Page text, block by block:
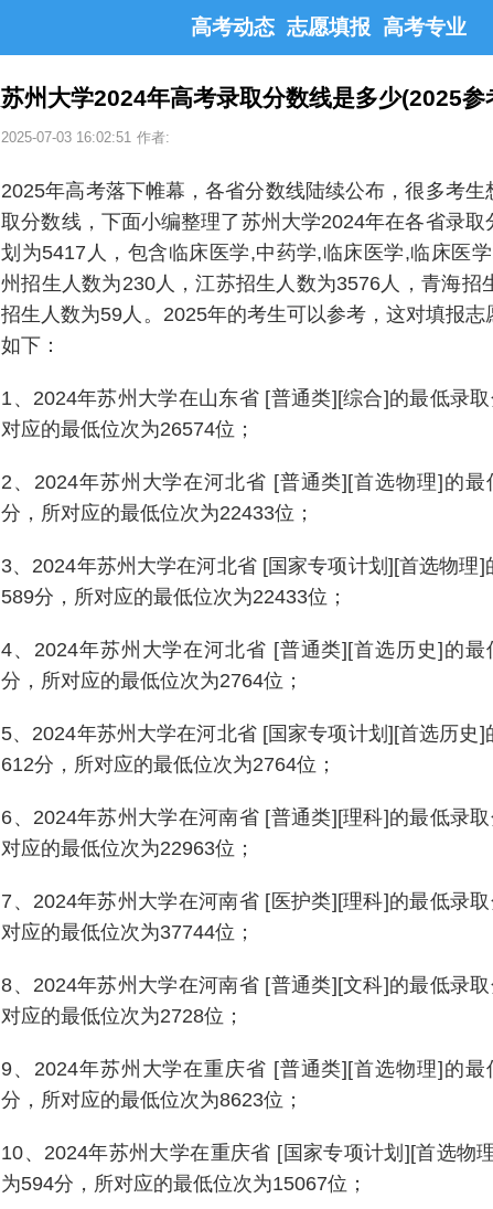
高考动态 志愿填报 高考专业
苏州大学2024年高考录取分数线是多少(2025参
2025-07-03 16:02:51 作者:
2025年高考落下帷幕，各省分数线陆续公布，很多考
取分数线，下面小编整理了苏州大学2024年在各省录取
划为5417人，包含临床医学,中药学,临床医学,临床医
州招生人数为230人，江苏招生人数为3576人，青海招
招生人数为59人。2025年的考生可以参考，这对填报
如下：
1、2024年苏州大学在山东省 [普通类][综合]的最低录
对应的最低位次为26574位；
2、2024年苏州大学在河北省 [普通类][首选物理]的最
分，所对应的最低位次为22433位；
3、2024年苏州大学在河北省 [国家专项计划][首选物理]
589分，所对应的最低位次为22433位；
4、2024年苏州大学在河北省 [普通类][首选历史]的最
分，所对应的最低位次为2764位；
5、2024年苏州大学在河北省 [国家专项计划][首选历史]
612分，所对应的最低位次为2764位；
6、2024年苏州大学在河南省 [普通类][理科]的最低录
对应的最低位次为22963位；
7、2024年苏州大学在河南省 [医护类][理科]的最低录
对应的最低位次为37744位；
8、2024年苏州大学在河南省 [普通类][文科]的最低录
对应的最低位次为2728位；
9、2024年苏州大学在重庆省 [普通类][首选物理]的最
分，所对应的最低位次为8623位；
10、2024年苏州大学在重庆省 [国家专项计划][首选物
为594分，所对应的最低位次为15067位；